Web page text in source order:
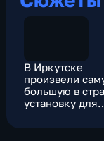
В Иркутске
произвели
большую в
установку для